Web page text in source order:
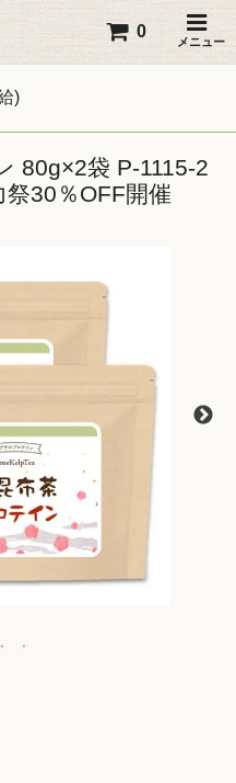
メニュー
0
)
80g×2袋 P-1115-2
30％OFF開催